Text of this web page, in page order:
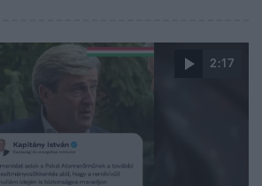
2:17